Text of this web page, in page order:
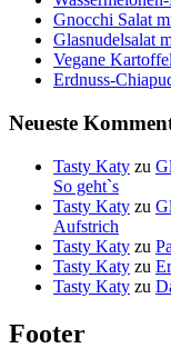
Gnocchi Salat
Glasnudelsalat
Vegane
Erdnuss-
Neueste
Tasty Katy zu
So geht`s
Tasty Katy zu
Aufstrich
Tasty Katy zu
Tasty Katy zu
Tasty Katy zu
Footer